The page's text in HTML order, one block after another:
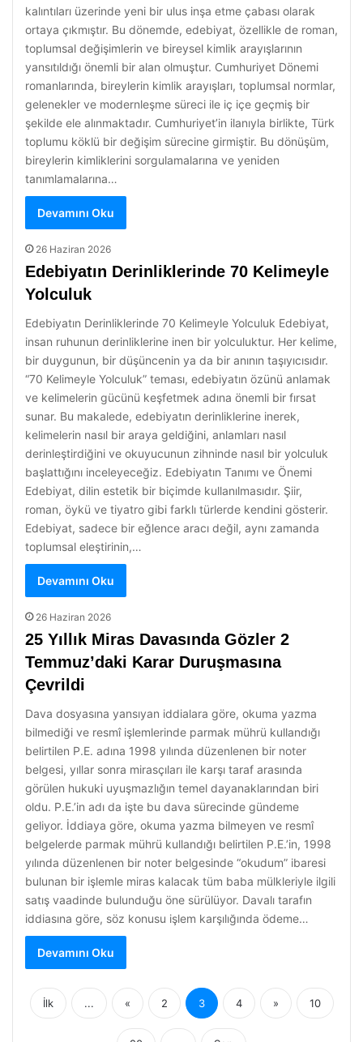
kalıntıları üzerinde yeni bir ulus inşa etme çabası olarak
ortaya çıkmıştır. Bu dönemde, edebiyat, özellikle de roman,
toplumsal değişimlerin ve bireysel kimlik arayışlarının
yansıtıldığı önemli bir alan olmuştur. Cumhuriyet Dönemi
romanlarında, bireylerin kimlik arayışları, toplumsal normlar,
gelenekler ve modernleşme süreci ile iç içe geçmiş bir
şekilde ele alınmaktadır. Cumhuriyet’in ilanıyla birlikte, Türk
toplumu köklü bir değişim sürecine girmiştir. Bu dönüşüm,
bireylerin kimliklerini sorgulamalarına ve yeniden
tanımlamalarına…
Devamını Oku
26 Haziran 2026
Edebiyatın Derinliklerinde 70 Kelimeyle
Yolculuk
Edebiyatın Derinliklerinde 70 Kelimeyle Yolculuk Edebiyat,
insan ruhunun derinliklerine inen bir yolculuktur. Her kelime,
bir duygunun, bir düşüncenin ya da bir anının taşıyıcısıdır.
“70 Kelimeyle Yolculuk” teması, edebiyatın özünü anlamak
ve kelimelerin gücünü keşfetmek adına önemli bir fırsat
sunar. Bu makalede, edebiyatın derinliklerine inerek,
kelimelerin nasıl bir araya geldiğini, anlamları nasıl
derinleştirdiğini ve okuyucunun zihninde nasıl bir yolculuk
başlattığını inceleyeceğiz. Edebiyatın Tanımı ve Önemi
Edebiyat, dilin estetik bir biçimde kullanılmasıdır. Şiir,
roman, öykü ve tiyatro gibi farklı türlerde kendini gösterir.
Edebiyat, sadece bir eğlence aracı değil, aynı zamanda
toplumsal eleştirinin,…
Devamını Oku
26 Haziran 2026
25 Yıllık Miras Davasında Gözler 2
Temmuz’daki Karar Duruşmasına
Çevrildi
Dava dosyasına yansıyan iddialara göre, okuma yazma
bilmediği ve resmî işlemlerinde parmak mührü kullandığı
belirtilen P.E. adına 1998 yılında düzenlenen bir noter
belgesi, yıllar sonra mirasçıları ile karşı taraf arasında
görülen hukuki uyuşmazlığın temel dayanaklarından biri
oldu. P.E.’in adı da işte bu dava sürecinde gündeme
geliyor. İddiaya göre, okuma yazma bilmeyen ve resmî
belgelerde parmak mührü kullandığı belirtilen P.E.’in, 1998
yılında düzenlenen bir noter belgesinde “okudum” ibaresi
bulunan bir işlemle miras kalacak tüm baba mülkleriyle ilgili
satış vaadinde bulunduğu öne sürülüyor. Davalı tarafın
iddiasına göre, söz konusu işlem karşılığında ödeme…
Devamını Oku
İlk ... « 2 3 4 » 10